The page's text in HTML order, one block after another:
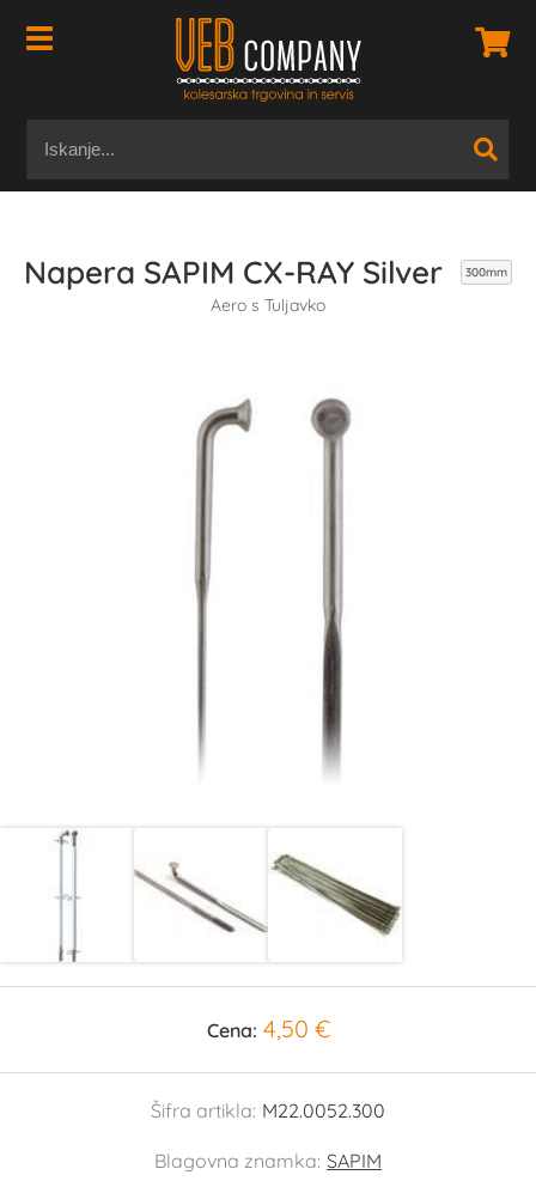
Napera SAPIM CX-RAY Silver 300mm
Aero s Tuljavko
Cena: 4,50 €
Šifra artikla: M22.0052.300
Blagovna znamka: SAPIM